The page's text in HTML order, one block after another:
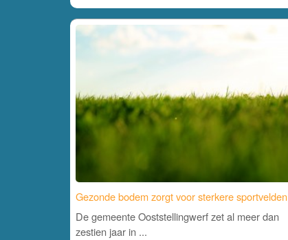
Gezonde bodem zorgt voor sterkere sportvelden
De gemeente Ooststellingwerf zet al meer dan
zestien jaar in ...